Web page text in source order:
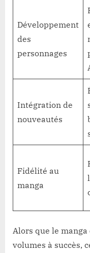
Développement
des
personnages
Intégration de
nouveautés
Fidélité au
manga
Alors que le
volumes à succès,